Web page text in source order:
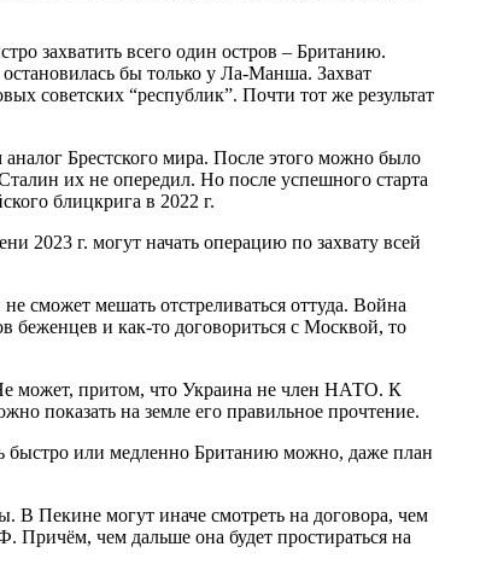
захватить всего один остров – Британию.
бы только у Ла-Манша. Захват
советских “республик”. Почти тот же результат
Брестского мира. После этого можно было
их не опередил. Но после успешного старта
блицкрига в 2022 г.
2023 г. могут начать операцию по захвату всей
сможет мешать отстреливаться оттуда. Война
и как-то договориться с Москвой, то
может, притом, что Украина не член НАТО. К
показать на земле его правильное прочтение.
быстро или медленно Британию можно, даже план
В Пекине могут иначе смотреть на договора, чем
чем дальше она будет простираться на